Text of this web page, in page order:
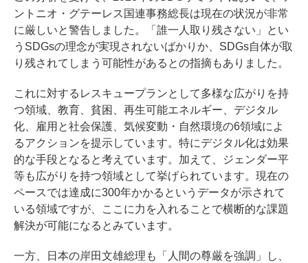
ントニオ・グテーレス国連事務総長は現在の状況が非常
に厳しいと警告しました。「誰一人取り残さない」とい
うSDGsの理念が実現されないばかりか、SDGs自体が取
り残されてしまう可能性があるとの指摘もありました。
これに対するレスキュープランとして多様な広がりを持
つ領域、教育、貧困、再生可能エネルギー、デジタル
化、雇用と社会保護、気候変動・自然環境の6領域によ
るアクションを提示しています。特にデジタル化は効果
的な手段となると考えています。加えて、ジェンダー平
等も広がりを持つ領域として挙げられています。現在の
ペースでは達成に300年かかるというデータが示されて
いる領域ですが、ここに力を入れることで横断的な課題
解決が可能になるとみています。
一方、日本の岸田文雄総理も「人間の尊厳を強調」し、